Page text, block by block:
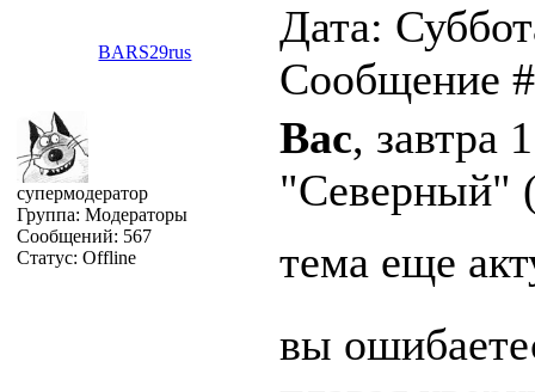
BARS29rus
Дата:
Сообщение
супермодератор
Группа: Модераторы
Сообщений: 567
Статус: Offline
Вас, завтра
"Северный"
тема еще
вы